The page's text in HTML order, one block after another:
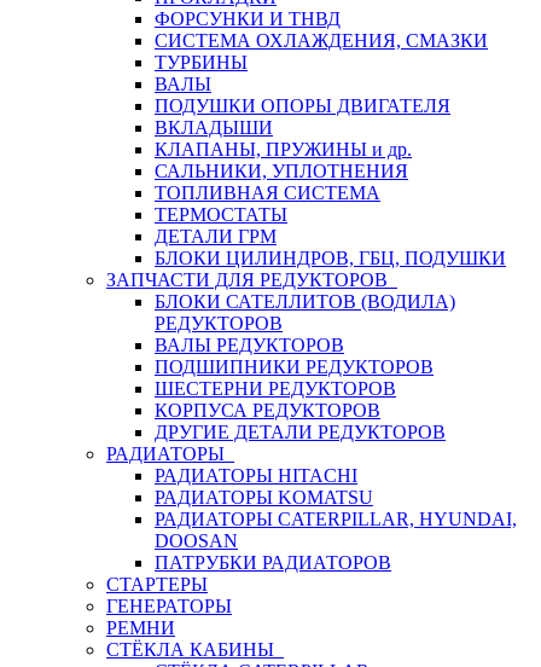
ФОРСУНКИ И ТНВД
СИСТЕМА ОХЛАЖДЕНИЯ, СМАЗКИ
ТУРБИНЫ
ВАЛЫ
ПОДУШКИ ОПОРЫ ДВИГАТЕЛЯ
ВКЛАДЫШИ
КЛАПАНЫ, ПРУЖИНЫ и др.
САЛЬНИКИ, УПЛОТНЕНИЯ
ТОПЛИВНАЯ СИСТЕМА
ТЕРМОСТАТЫ
ДЕТАЛИ ГРМ
БЛОКИ ЦИЛИНДРОВ, ГБЦ, ПОДУШКИ
ЗАПЧАСТИ ДЛЯ РЕДУКТОРОВ
БЛОКИ САТЕЛЛИТОВ (ВОДИЛА)
РЕДУКТОРОВ
ВАЛЫ РЕДУКТОРОВ
ПОДШИПНИКИ РЕДУКТОРОВ
ШЕСТЕРНИ РЕДУКТОРОВ
КОРПУСА РЕДУКТОРОВ
ДРУГИЕ ДЕТАЛИ РЕДУКТОРОВ
РАДИАТОРЫ
РАДИАТОРЫ HITACHI
РАДИАТОРЫ KOMATSU
РАДИАТОРЫ CATERPILLAR, HYUNDAI,
DOOSAN
ПАТРУБКИ РАДИАТОРОВ
СТАРТЕРЫ
ГЕНЕРАТОРЫ
РЕМНИ
СТЁКЛА КАБИНЫ